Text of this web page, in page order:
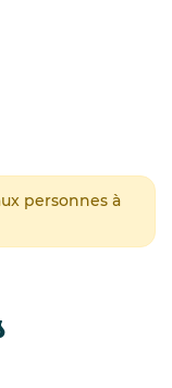
personnes à